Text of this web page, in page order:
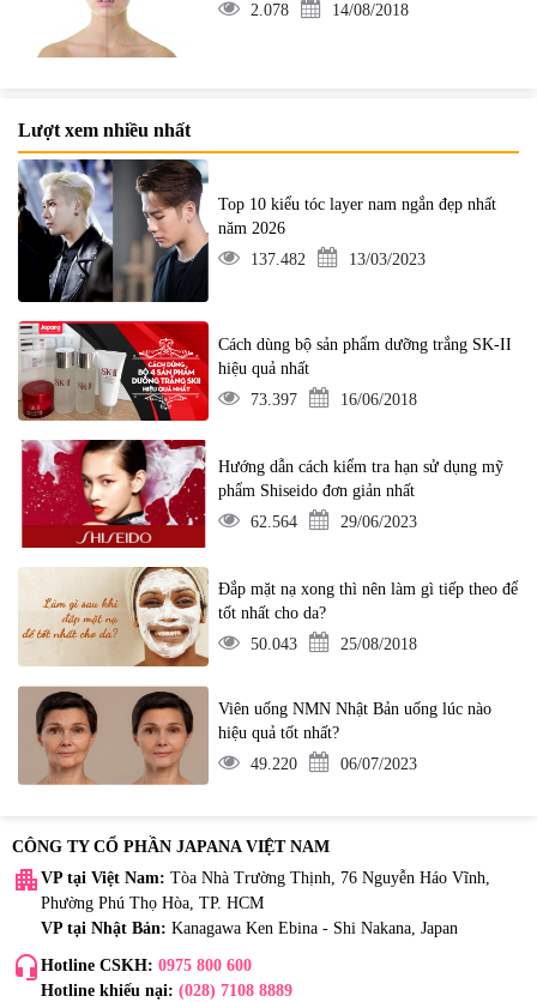
2.078
14/08/2018
Lượt xem nhiều nhất
Top 10 kiểu tóc layer nam ngắn đẹp nhất
năm 2026
137.482
13/03/2023
Cách dùng bộ sản phẩm dưỡng trắng SK-II
hiệu quả nhất
73.397
16/06/2018
Hướng dẫn cách kiểm tra hạn sử dụng mỹ
phẩm Shiseido đơn giản nhất
62.564
29/06/2023
Đắp mặt nạ xong thì nên làm gì tiếp theo để
tốt nhất cho da?
50.043
25/08/2018
Viên uống NMN Nhật Bản uống lúc nào
hiệu quả tốt nhất?
49.220
06/07/2023
CÔNG TY CỔ PHẦN JAPANA VIỆT NAM
apartment VP tại Việt Nam: Tòa Nhà Trường Thịnh, 76 Nguyễn Háo Vĩnh,
Phường Phú Thọ Hòa, TP. HCM
VP tại Nhật Bản: Kanagawa Ken Ebina - Shi Nakana, Japan
headset_mic Hotline CSKH: 0975 800 600
Hotline khiếu nại: (028) 7108 8889